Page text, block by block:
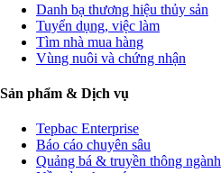
Danh bạ thương hiệu thủy sản
Tuyển dụng, việc làm
Tìm nhà mua hàng
Vùng nuôi và chứng nhận
Sản phẩm & Dịch vụ
Tepbac Enterprise
Báo cáo chuyên sâu
Quảng bá & truyền thông ngành